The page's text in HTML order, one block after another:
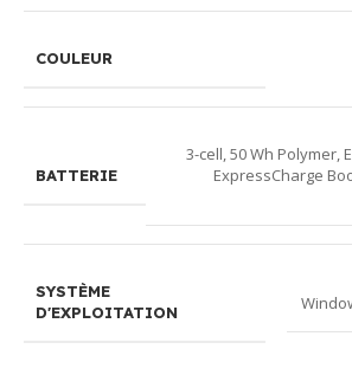
COULEUR
BATTERIE
3-cell, 50 Wh Polymer,
ExpressCharge
SYSTÈME
D'EXPLOITATION